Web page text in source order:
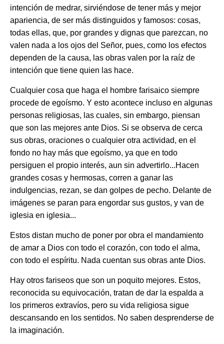
intención de medrar, sirviéndose de tener más y mejor
apariencia, de ser más distinguidos y famosos: cosas,
todas ellas, que, por grandes y dignas que parezcan, no
valen nada a los ojos del Señor, pues, como los efectos
dependen de la causa, las obras valen por la raíz de
intención que tiene quien las hace.
Cualquier cosa que haga el hombre farisaico siempre
procede de egoísmo. Y esto acontece incluso en algunas
personas religiosas, las cuales, sin embargo, piensan
que son las mejores ante Dios. Si se observa de cerca
sus obras, oraciones o cualquier otra actividad, en el
fondo no hay más que egoísmo, ya que en todo
persiguen el propio interés, aun sin advertirlo...Hacen
grandes cosas y hermosas, corren a ganar las
indulgencias, rezan, se dan golpes de pecho. Delante de
imágenes se paran para engordar sus gustos, y van de
iglesia en iglesia...
Estos distan mucho de poner por obra el mandamiento
de amar a Dios con todo el corazón, con todo el alma,
con todo el espíritu. Nada cuentan sus obras ante Dios.
Hay otros fariseos que son un poquito mejores. Estos,
reconocida su equivocación, tratan de dar la espalda a
los primeros extravíos, pero su vida religiosa sigue
descansando en los sentidos. No saben desprenderse de
la imaginación.